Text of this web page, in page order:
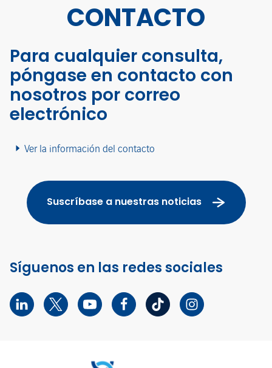
CONTACTO
Para cualquier consulta,
póngase en contacto con
nosotros por correo
electrónico
Ver la información del contacto
Suscríbase a nuestras noticias
Síguenos en las redes sociales